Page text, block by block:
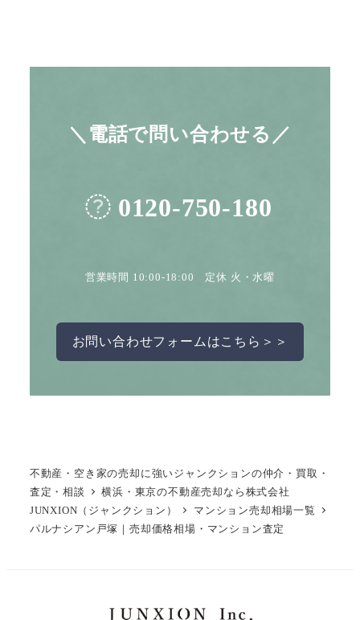
＼電話で問い合わせる／
0120-750-180
営業時間 10:00-18:00 定休 火・水曜
お問い合わせフォームはこちら＞＞
不動産・空き家の売却に強いジャンクションの仲介・買取・
査定・相談
横浜・東京の不動産売却なら株式会社
JUNXION（ジャンクション）
マンション売却相場一覧
パルナシアン戸塚｜売却価格相場・マンション査定